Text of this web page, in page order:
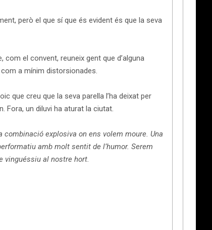
però el que sí que és evident és que la seva
el convent, reuneix gent que d’alguna
a mínim distorsionades.
que creu que la seva parella l’ha deixat per
Fora, un diluvi ha aturat la ciutat.
explosiva on ens volem moure. Una
amb molt sentit de l’humor. Serem
vinguéssiu al nostre hort.